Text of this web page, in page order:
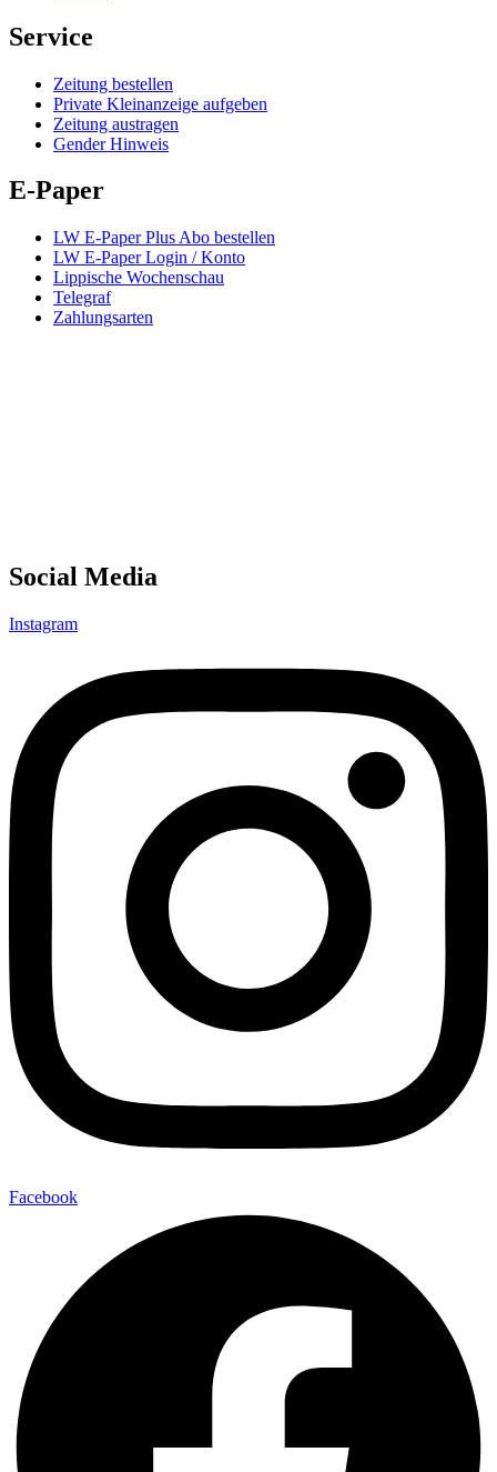
Service
Zeitung bestellen
Private Kleinanzeige aufgeben
Zeitung austragen
Gender Hinweis
E-Paper
LW E-Paper Plus Abo bestellen
LW E-Paper Login / Konto
Lippische Wochenschau
Telegraf
Zahlungsarten
Social Media
Instagram
Facebook